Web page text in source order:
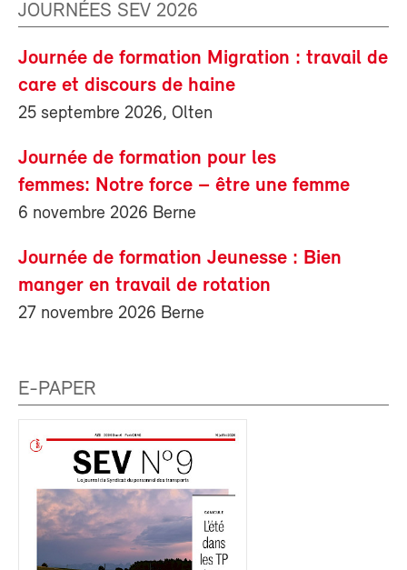
JOURNÉES SEV 2026
Journée de formation Migration : travail de
care et discours de haine
25 septembre 2026, Olten
Journée de formation pour les
femmes: Notre force – être une femme
6 novembre 2026 Berne
Journée de formation Jeunesse : Bien
manger en travail de rotation
27 novembre 2026 Berne
E-PAPER